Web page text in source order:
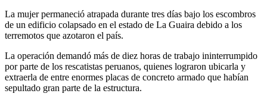
La mujer permaneció atrapada durante tres días bajo los escombros
de un edificio colapsado en el estado de La Guaira debido a los
terremotos que azotaron el país.
La operación demandó más de diez horas de trabajo ininterrumpido
por parte de los rescatistas peruanos, quienes lograron ubicarla y
extraerla de entre enormes placas de concreto armado que habían
sepultado gran parte de la estructura.